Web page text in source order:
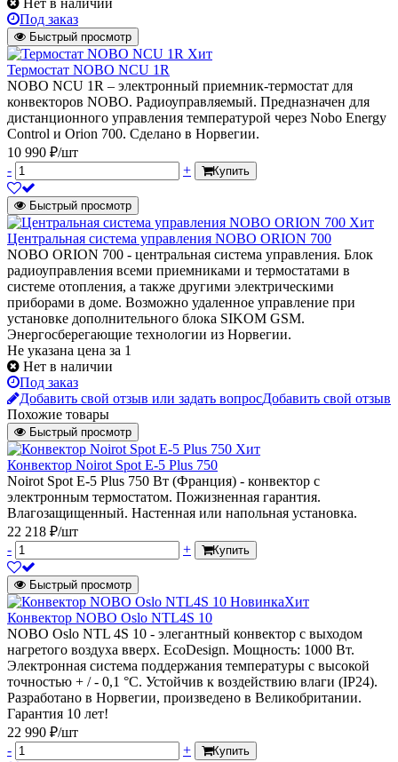
Под заказ
Быстрый просмотр
Хит
Термостат NOBO NCU 1R
NOBO NCU 1R – электронный приемник-термостат для
конвекторов NOBO. Радиоуправляемый. Предназначен для
дистанционного управления температурой через Nobo Energy
Control и Orion 700. Сделано в Норвегии.
10 990 ₽/шт
-
+ Купить
Быстрый просмотр
Хит
Центральная система управления NOBO ORION 700
NOBO ORION 700 - центральная система управления. Блок
радиоуправления всеми приемниками и термостатами в
системе отопления, а также другими электрическими
приборами в доме. Возможно удаленное управление при
установке дополнительного блока SIKOM GSM.
Энергосберегающие технологии из Норвегии.
Не указана цена за 1
Нет в наличии
Под заказ
Добавить свой отзыв или задать вопросДобавить свой отзыв
Похожие товары
Быстрый просмотр
Хит
Конвектор Noirot Spot E-5 Plus 750
Noirot Spot E-5 Plus 750 Вт (Франция) - конвектор с
электронным термостатом. Пожизненная гарантия.
Влагозащищенный. Настенная или напольная установка.
22 218 ₽/шт
-
+ Купить
Быстрый просмотр
НовинкаХит
Конвектор NOBO Oslo NTL4S 10
NOBO Oslo NTL 4S 10 - элегантный конвектор с выходом
нагретого воздуха вверх. EcoDesign. Мощность: 1000 Вт.
Электронная система поддержания температуры с высокой
точностью + / - 0,1 °C. Устойчив к воздействию влаги (IP24).
Разработано в Норвегии, произведено в Великобритании.
Гарантия 10 лет!
22 990 ₽/шт
-
+ Купить